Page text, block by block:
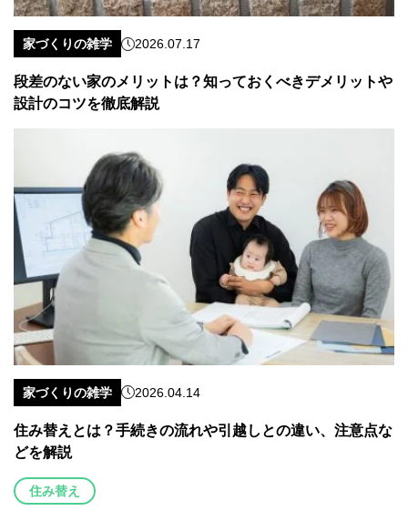
家づくりの雑学 2026.07.17
段差のない家のメリットは？知っておくべきデメリットや
設計のコツを徹底解説
家づくりの雑学 2026.04.14
住み替えとは？手続きの流れや引越しとの違い、注意点な
どを解説
住み替え